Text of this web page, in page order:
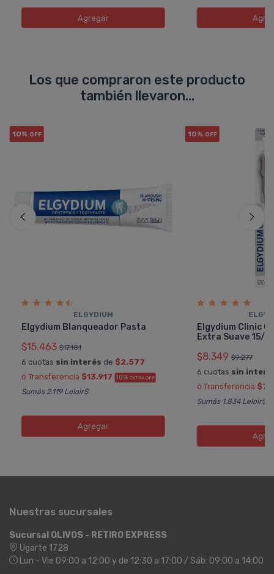
Agregar
Los que compraron este producto
también llevaron...
10% OFF
ELGYDIUM
Elgydium Blanqueador Pasta
$15.463 $17.181
6 cuotas sin interés de $2.577
ó Transferencia $13.917 10% EXTRA OFF
Sumás 2.119 Leloir$
Agregar
10% OFF
Elgydium Clinic
Extra Suave 15/
$8.349 $9.277
6 cuotas sin
ó Transferencia
Sumás 1.834 Leloir$
Nuestras sucursales
Sucursal OLIVOS - RETIRO EXPRESS
Ugarte 1728
Lun - Vie 09:00 a 12:00 y de 12:30 a 17:00 / Sáb: 09:00 a 14:00